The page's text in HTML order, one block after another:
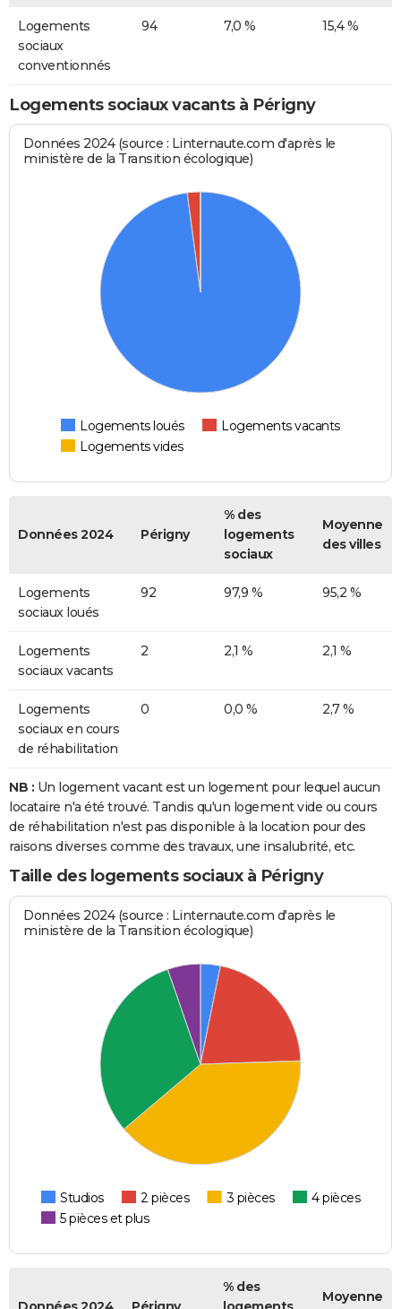
Logements
sociaux
conventionnés
94 7,0 % 15,4 %
Logements sociaux vacants à Périgny
Données 2024 (source : Linternaute.com d'après le
ministère de la Transition écologique)
Logements loués
Logements vacants
Logements vides
Données 2024 Périgny
% des
logements
sociaux
Moyenne
des villes
Logements
sociaux loués
92 97,9 % 95,2 %
Logements
sociaux vacants
2 2,1 % 2,1 %
Logements
sociaux en cours
de réhabilitation
0 0,0 % 2,7 %
NB : Un logement vacant est un logement pour lequel aucun
locataire n'a été trouvé. Tandis qu'un logement vide ou cours
de réhabilitation n'est pas disponible à la location pour des
raisons diverses comme des travaux, une insalubrité, etc.
Taille des logements sociaux à Périgny
Données 2024 (source : Linternaute.com d'après le
ministère de la Transition écologique)
Studios 2 pièces 3 pièces
4 pièces
5 pièces et plus
% des
Moyenne